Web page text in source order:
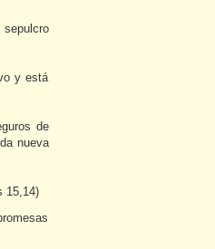
y está
de
nueva
15,14)